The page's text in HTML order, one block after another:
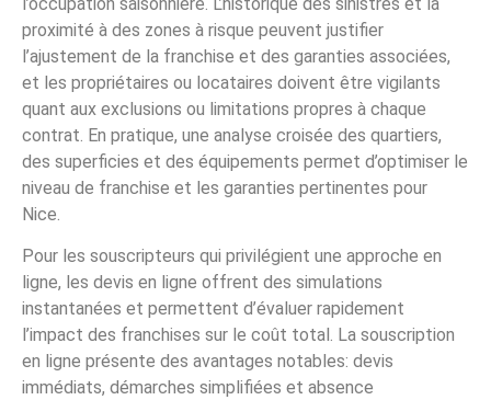
proximité à des zones à risque peuvent justifier
l’ajustement de la franchise et des garanties associées,
et les propriétaires ou locataires doivent être vigilants
quant aux exclusions ou limitations propres à chaque
contrat. En pratique, une analyse croisée des quartiers,
des superficies et des équipements permet d’optimiser le
niveau de franchise et les garanties pertinentes pour
Nice.
Pour les souscripteurs qui privilégient une approche en
ligne, les devis en ligne offrent des simulations
instantanées et permettent d’évaluer rapidement
l’impact des franchises sur le coût total. La souscription
en ligne présente des avantages notables: devis
immédiats, démarches simplifiées et absence